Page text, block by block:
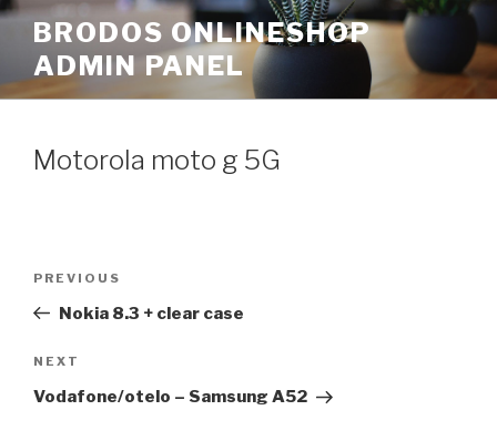
Skip
content
BRODOS ONLINESHOP
ADMIN PANEL
Motorola moto g 5G
Previous
Post
PREVIOUS
Nokia 8.3 + clear case
Next
Post
NEXT
Vodafone/otelo – Samsung A52